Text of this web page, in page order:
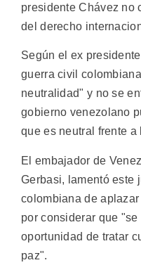
presidente Chávez no
del derecho
Según el ex
guerra civil
neutralidad" y no se
gobierno venezolano
que es neutral frente a
El embajador de
Gerbasi, lamentó este
colombiana de
por considerar que
oportunidad de tratar
paz".